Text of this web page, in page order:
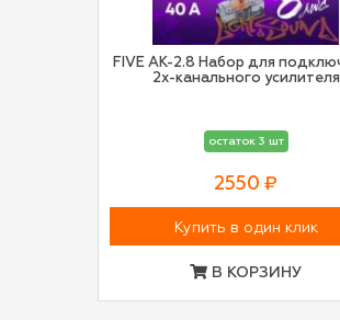
FIVE AK-2.8 Набор для подключения
2х-канального усилителя
остаток 3 шт
2550 ₽
Купить в один клик
В КОРЗИНУ